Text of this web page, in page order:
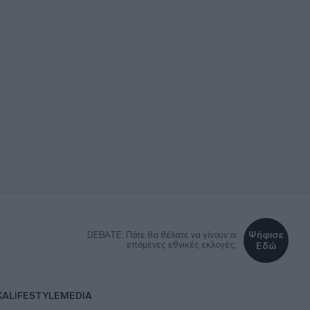
DEBATE: Πότε θα θέλατε να γίνουν οι
επόμενες εθνικές εκλογές;
Ψήφισε
Εδώ
LIFESTYLEMEDIA